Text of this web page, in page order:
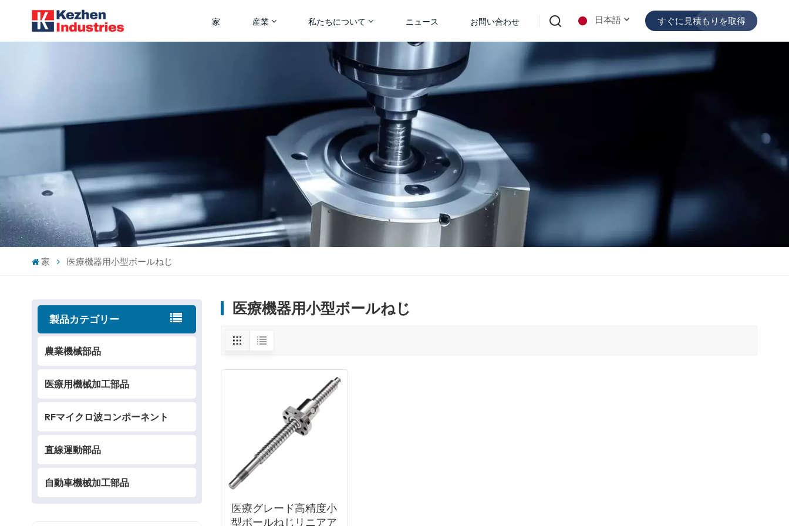
家 産業 私たちについて ニュース お問い合わせ 日本語 すぐに見積もりを取得
家 医療機器用小型ボールねじ
製品カテゴリー
農業機械部品
医療用機械加工部品
RFマイクロ波コンポーネント
直線運動部品
自動車機械加工部品
医療機器用小型ボールねじ
医療グレード高精度小
型ボールねじリニアア